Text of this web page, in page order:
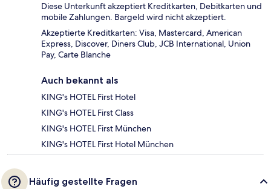
Diese Unterkunft akzeptiert Kreditkarten, Debitkarten und
mobile Zahlungen. Bargeld wird nicht akzeptiert.
Akzeptierte Kreditkarten: Visa, Mastercard, American
Express, Discover, Diners Club, JCB International, Union
Pay, Carte Blanche
Auch bekannt als
KING's HOTEL First Hotel
KING's HOTEL First Class
KING's HOTEL First München
KING's HOTEL First Hotel München
Häufig gestellte Fragen